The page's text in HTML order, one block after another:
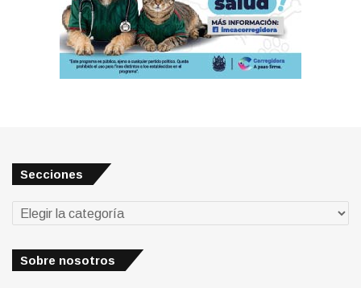
Secciones
Secciones
Sobre nosotros